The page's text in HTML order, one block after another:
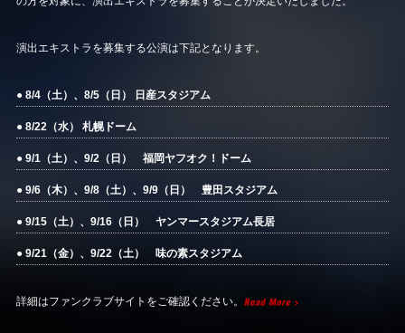
演出エキストラを募集する公演は下記となります。
● 8/4（土）、8/5（日） 日産スタジアム
● 8/22（水） 札幌ドーム
● 9/1（土）、9/2（日） 福岡ヤフオク！ドーム
● 9/6（木）、9/8（土）、9/9（日） 豊田スタジアム
● 9/15（土）、9/16（日） ヤンマースタジアム長居
● 9/21（金）、9/22（土） 味の素スタジアム
詳細はファンクラブサイトをご確認ください。